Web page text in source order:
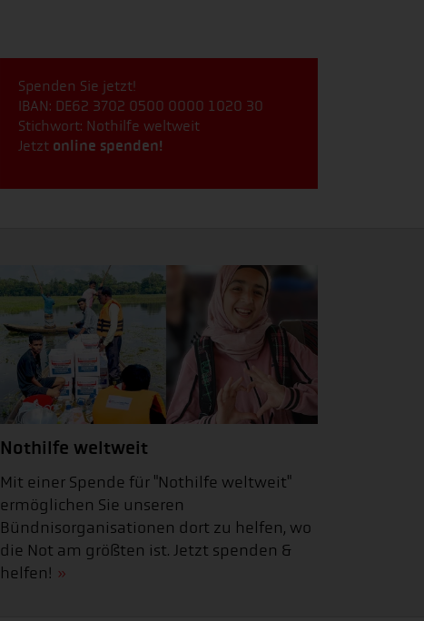
Spenden Sie jetzt!
IBAN: DE62 3702 0500 0000 1020 30
Stichwort: Nothilfe weltweit
Jetzt online spenden!
Nothilfe weltweit
Mit einer Spende für "Nothilfe weltweit"
ermöglichen Sie unseren
Bündnisorganisationen dort zu helfen, wo
die Not am größten ist. Jetzt spenden &
helfen!